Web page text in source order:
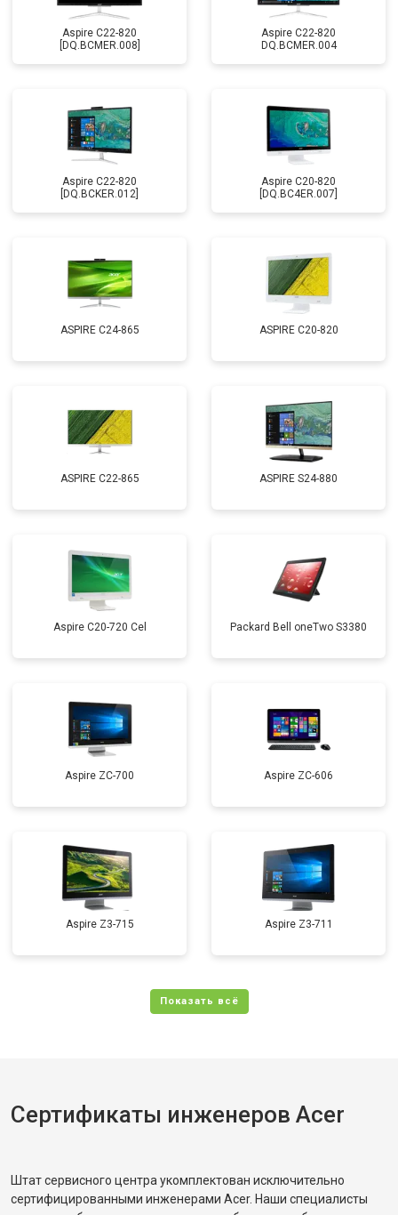
Aspire C22-820
[DQ.BCMER.008]
Aspire C22-820
DQ.BCMER.004
Aspire C22-820
[DQ.BCKER.012]
Aspire C20-820
[DQ.BC4ER.007]
ASPIRE C24-865 ASPIRE C20-820
ASPIRE C22-865 ASPIRE S24-880
Aspire C20-720 Cel Packard Bell oneTwo S3380
Aspire ZC-700 Aspire ZC-606
Aspire Z3-715 Aspire Z3-711
Сертификаты инженеров Acer
Штат сервисного центра укомплектован исключительно
сертифицированными инженерами Acer. Наши специалисты